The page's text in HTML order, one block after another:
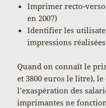
Imprimer recto-
en 2007)
Identifier les
impressions réalisées
Quand on connaît le
et 3800 euros le litre),
l’exaspération des
imprimantes ne